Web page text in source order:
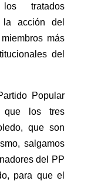
tratados
la acción del
más
del
Popular
que los tres
que son
salgamos
del PP
para que el